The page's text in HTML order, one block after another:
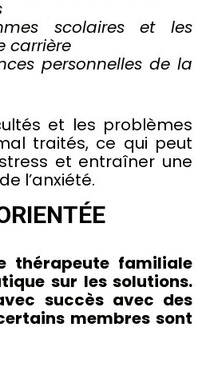
scolaires et les
carrière
personnelles de la
et les problèmes
traités, ce qui peut
et entraîner une
l’anxiété.
thérapeute familiale
sur les solutions.
succès avec des
membres sont